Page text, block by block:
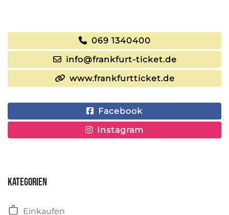
069 1340400
info@frankfurt-ticket.de
www.frankfurtticket.de
Facebook
Instagram
Kategorien
Einkaufen